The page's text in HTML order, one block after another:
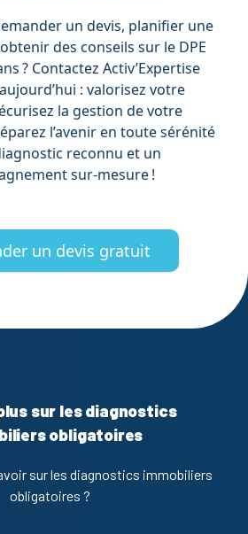
un devis, planifier une
des conseils sur le DPE
? Contactez Activ’Expertise
: valorisez votre
la gestion de votre
l’avenir en toute sérénité
reconnu et un
sur-mesure !
un devis gratuit
sur les diagnostics
obligatoires
sur les diagnostics immobiliers
obligatoires ?